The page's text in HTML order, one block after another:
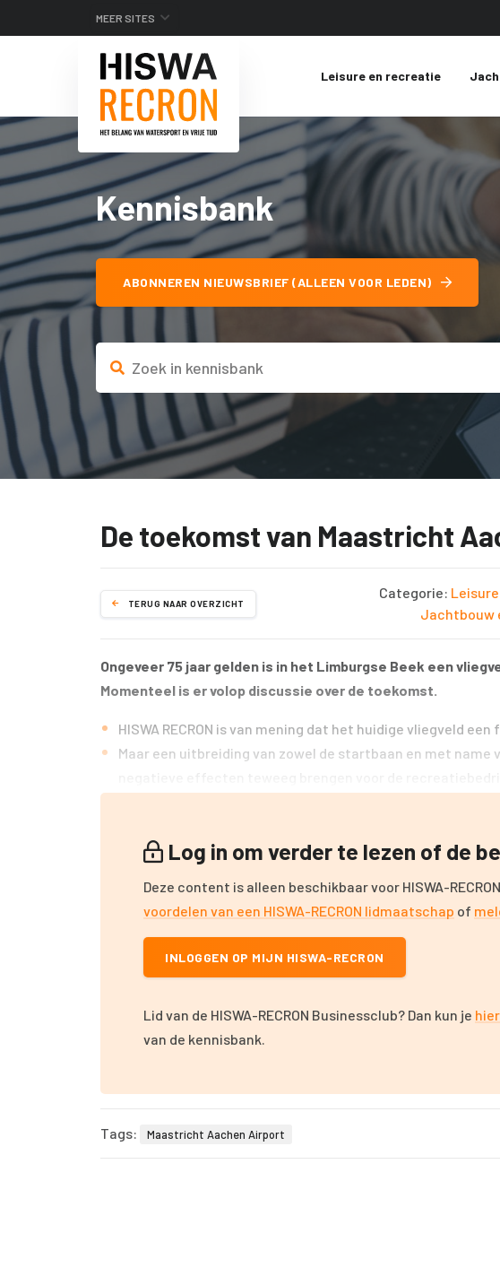
MEER SITES
Leisure en recreatie
Kennisbank
ABONNEREN NIEUWSBRIEF (ALLEEN VOOR LEDEN)
De toekomst van Maastricht
TERUG NAAR OVERZICHT
Categorie:
Jachtbouw
Ongeveer 75 jaar gelden is in het Limburgse Beek een
Momenteel is er volop discussie over de toekomst.
HISWA RECRON is van mening dat het huidige vliegveld
Maar een uitbreiding van zowel de startbaan en met
Log in om verder te lezen of de
Deze content is alleen beschikbaar voor HISWA-
voordelen van een HISWA-RECRON lidmaatschap of
INLOGGEN OP MIJN HISWA-RECRON
Lid van de HISWA-RECRON Businessclub? Dan kun je
van de kennisbank.
Tags: Maastricht Aachen Airport